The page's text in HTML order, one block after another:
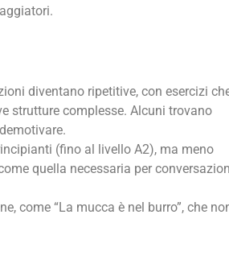
diventano ripetitive, con esercizi
strutture complesse. Alcuni trovano
(fino al livello A2), ma meno
quella necessaria per
come “La mucca è nel burro”, che